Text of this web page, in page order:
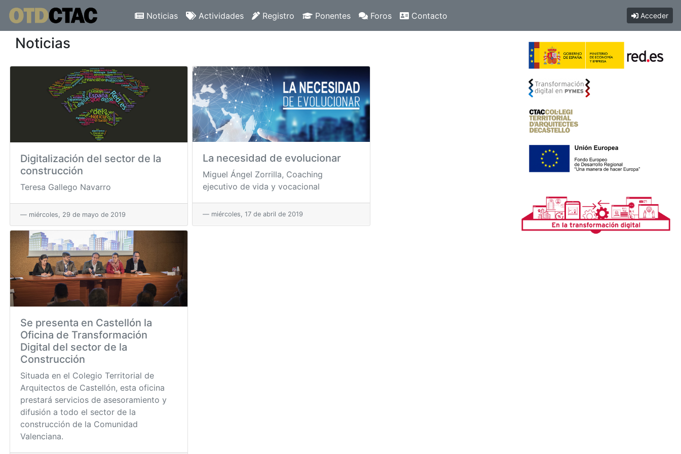
Noticias Actividades Registro Ponentes Foros Contacto Acceder
Noticias
Digitalización del sector de la
construcción
Teresa Gallego Navarro
miércoles, 29 de mayo de 2019
La necesidad de evolucionar
Miguel Ángel Zorrilla, Coaching
ejecutivo de vida y vocacional
miércoles, 17 de abril de 2019
Se presenta en Castellón la
Oficina de Transformación
Digital del sector de la
Construcción
Situada en el Colegio Territorial de
Arquitectos de Castellón, esta oficina
prestará servicios de asesoramiento y
difusión a todo el sector de la
construcción de la Comunidad
Valenciana.